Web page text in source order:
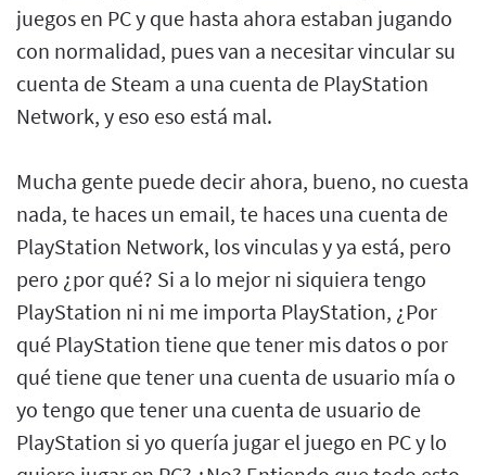
juegos en PC y que hasta ahora estaban jugando
con normalidad, pues van a necesitar vincular su
cuenta de Steam a una cuenta de PlayStation
Network, y eso eso está mal.
Mucha gente puede decir ahora, bueno, no cuesta
nada, te haces un email, te haces una cuenta de
PlayStation Network, los vinculas y ya está, pero
pero ¿por qué? Si a lo mejor ni siquiera tengo
PlayStation ni ni me importa PlayStation, ¿Por
qué PlayStation tiene que tener mis datos o por
qué tiene que tener una cuenta de usuario mía o
yo tengo que tener una cuenta de usuario de
PlayStation si yo quería jugar el juego en PC y lo